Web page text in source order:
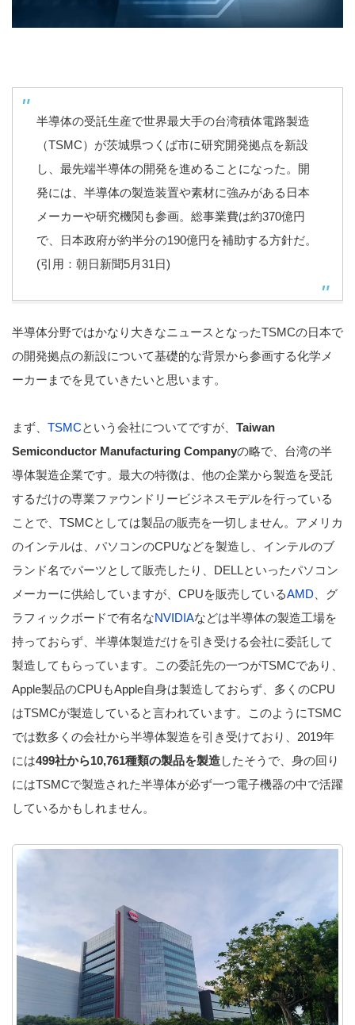
半導体の受託生産で世界最大手の台湾積体電路製造
（TSMC）が茨城県つくば市に研究開発拠点を新設
し、最先端半導体の開発を進めることになった。開
発には、半導体の製造装置や素材に強みがある日本
メーカーや研究機関も参画。総事業費は約370億円
で、日本政府が約半分の190億円を補助する方針だ。
(引用：朝日新聞5月31日)
半導体分野ではかなり大きなニュースとなったTSMCの日本で
の開発拠点の新設について基礎的な背景から参画する化学メ
ーカーまでを見ていきたいと思います。
まず、 TSMCという会社についてですが、 Taiwan
Semiconductor Manufacturing Companyの略で、台湾の半
導体製造企業です。最大の特徴は、他の企業から製造を受託
するだけの専業ファウンドリービジネスモデルを行っている
ことで、TSMCとしては製品の販売を一切しません。アメリカ
のインテルは、パソコンのCPUなどを製造し、インテルのブ
ランド名でパーツとして販売したり、DELLといったパソコン
メーカーに供給していますが、CPUを販売しているAMD 、グ
ラフィックボードで有名なNVIDIAなどは半導体の製造工場を
持っておらず、半導体製造だけを引き受ける会社に委託して
製造してもらっています。この委託先の一つがTSMCであり、
Apple製品のCPUもApple自身は製造しておらず、多くのCPU
はTSMCが製造していると言われています。このようにTSMC
では数多くの会社から半導体製造を引き受けており、2019年
には499社から10,761種類の製品を製造したそうで、身の回り
にはTSMCで製造された半導体が必ず一つ電子機器の中で活躍
しているかもしれません。